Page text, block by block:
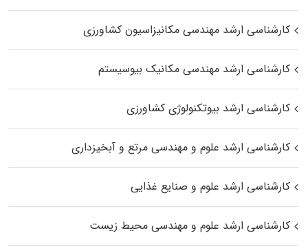
کارشناسی ارشد مهندسی مکانیزاسیون کشاورزی
کارشناسی ارشد مهندسی مکانیک بیوسیستم
کارشناسی ارشد بیوتکنولوژی کشاورزی
کارشناسی ارشد علوم و مهندسی مرتع و آبخیزداری
کارشناسی ارشد علوم و صنایع غذایی
کارشناسی ارشد علوم و مهندسی محیط زیست